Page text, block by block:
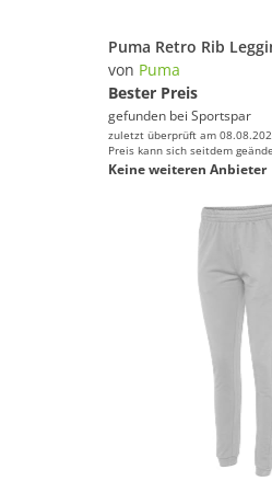
von Puma
Bester Preis
gefunden bei Sportspar
zuletzt überprüft am
Preis kann sich seitdem
Keine weiteren Anbieter